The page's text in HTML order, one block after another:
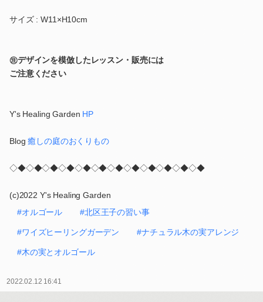
サイズ : W11×H10cm
㊟デザインを模倣したレッスン・販売には
ご注意ください
Y's Healing Garden HP
Blog癒しの庭のおくりもの
◇◆◇◆◇◆◇◆◇◆◇◆◇◆◇◆◇◆◇◆◇◆◇◆
(c)2022 Y's Healing Garden
#オルゴール
#北区王子の習い事
#ワイズヒーリングガーデン #ナチュラル木の実アレンジ
#木の実とオルゴール
2022.02.12 16:41